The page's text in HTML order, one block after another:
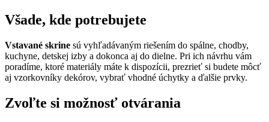
Všade, kde potrebujete
Vstavané skrine sú vyhľadávaným riešením do spálne, chodby,
kuchyne, detskej izby a dokonca aj do dielne. Pri ich návrhu vám
poradíme, ktoré materiály máte k dispozícii, prezrieť si budete môcť
aj vzorkovníky dekórov, vybrať vhodné úchytky a ďalšie prvky.
Zvoľte si možnosť otvárania